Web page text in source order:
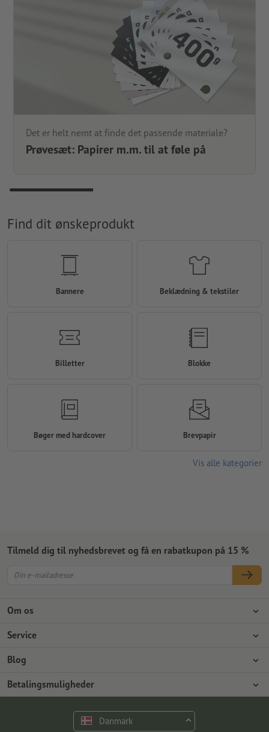
Det er helt nemt at finde det passende materiale?
Prøvesæt: Papirer m.m. til at føle på
Find dit ønskeprodukt
Bannere Beklædning & tekstiler
Billetter Blokke
Bøger med hardcover Brevpapir
Vis alle kategorier
Om os
Virksomhed
Miljøbeskyttelse
Service
Betalingsmuligheder
Forsendelse
Premiumprogram
Blog
Photoshop-vejledninger
Gratis skrifttyper & fonte
Betalingsmuligheder
Tilmeld dig til nyhedsbrevet og få en rabatkupon på 15 %
Danmark